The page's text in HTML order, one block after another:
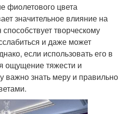
фиолетового цвета
значительное влияние на
творческому
и даже может
если использовать его в
ощущение тяжести и
важно знать меру и правильно